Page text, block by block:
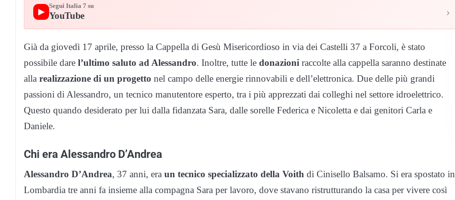
▶
Segui Italia 7 su
YouTube ›
Già da giovedì 17 aprile, presso la Cappella di Gesù Misericordioso in via dei Castelli 37 a Forcoli, è stato
possibile dare l’ultimo saluto ad Alessandro. Inoltre, tutte le donazioni raccolte alla cappella saranno destinate
alla realizzazione di un progetto nel campo delle energie rinnovabili e dell’elettronica. Due delle più grandi
passioni di Alessandro, un tecnico manutentore esperto, tra i più apprezzati dai colleghi nel settore idroelettrico.
Questo quando desiderato per lui dalla fidanzata Sara, dalle sorelle Federica e Nicoletta e dai genitori Carla e
Daniele.
Chi era Alessandro D’Andrea
Alessandro D’Andrea, 37 anni, era un tecnico specializzato della Voith di Cinisello Balsamo. Si era spostato in
Lombardia tre anni fa insieme alla compagna Sara per lavoro, dove stavano ristrutturando la casa per vivere così